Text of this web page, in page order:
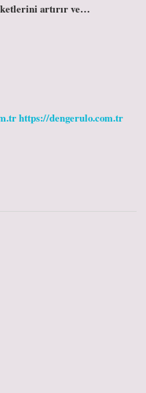
artırır ve…
https://dengerulo.com.tr